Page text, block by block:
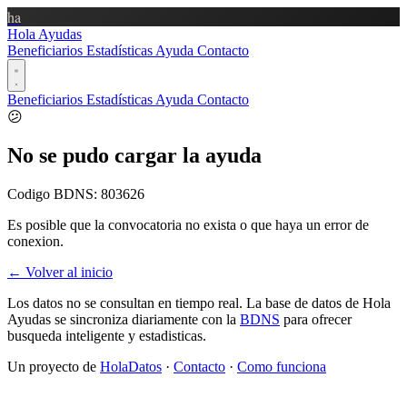
ha
Hola Ayudas
Beneficiarios Estadísticas Ayuda Contacto
Beneficiarios Estadísticas Ayuda Contacto
😕
No se pudo cargar la ayuda
Codigo BDNS: 803626
Es posible que la convocatoria no exista o que haya un error de
conexion.
← Volver al inicio
Los datos no se consultan en tiempo real. La base de datos de Hola
Ayudas se sincroniza diariamente con la BDNS para ofrecer
busqueda inteligente y estadisticas.
Un proyecto de HolaDatos · Contacto · Como funciona